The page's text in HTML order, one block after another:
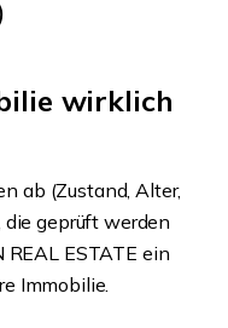
wirklich
ab (Zustand, Alter,
die geprüft werden
REAL ESTATE ein
Immobilie.